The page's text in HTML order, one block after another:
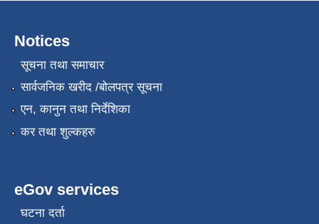
Notices
सूचना तथा समाचार
सार्वजनिक खरीद /बोलपत्र सूचना
एन, कानुन तथा निर्देशिका
कर तथा शुल्कहरु
eGov services
घटना दर्ता